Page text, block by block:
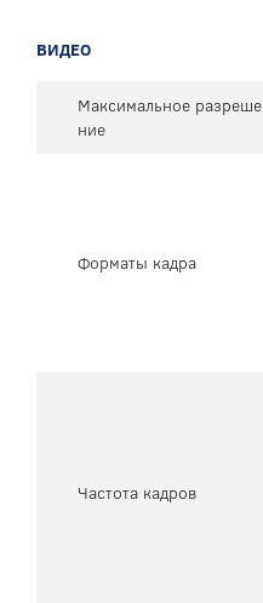
ВИДЕО
Максимальное разреше
ние
Форматы кадра
Частота кадров